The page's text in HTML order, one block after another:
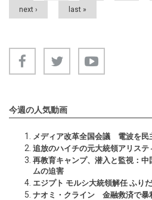
next › last »
今週の人気動画
メディア改革全国会議 電波を民
追放のハイチの元大統領アリステ
再教育キャンプ、潜入と監視：中
ムの迫害
エジプト モルシ大統領解任 ふり
ナオミ・クライン 金融救済で暴